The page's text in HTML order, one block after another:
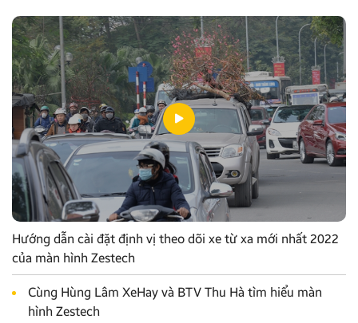
Hướng dẫn cài đặt định vị theo dõi xe từ xa mới nhất 2022
của màn hình Zestech
Cùng Hùng Lâm XeHay và BTV Thu Hà tìm hiểu màn
hình Zestech